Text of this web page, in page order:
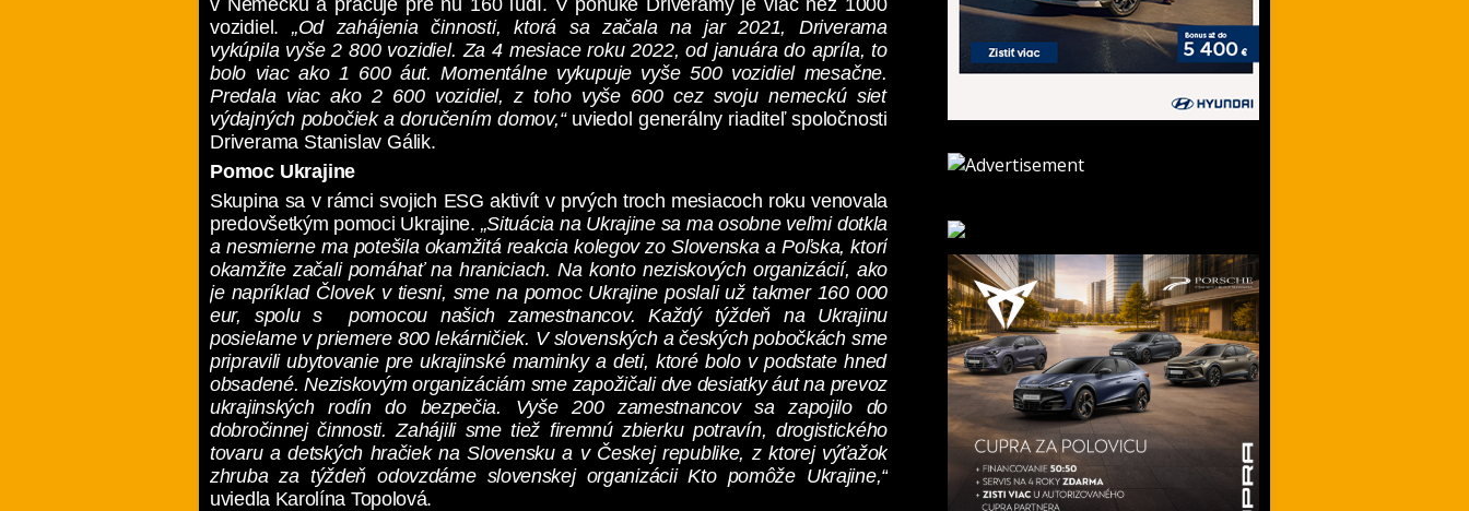
v Nemecku a pracuje pre ňu 160 ľudí. V ponuke Driveramy je viac než 1000
vozidiel. „Od zahájenia činnosti, ktorá sa začala na jar 2021, Driverama
vykúpila vyše 2 800 vozidiel. Za 4 mesiace roku 2022, od januára do apríla, to
bolo viac ako 1 600 áut. Momentálne vykupuje vyše 500 vozidiel mesačne.
Predala viac ako 2 600 vozidiel, z toho vyše 600 cez svoju nemeckú sieť
výdajných pobočiek a doručením domov,“uviedol generálny riaditeľ spoločnosti
Driverama Stanislav Gálik.
Pomoc Ukrajine
Skupina sa v rámci svojich ESG aktivít v prvých troch mesiacoch roku venovala
predovšetkým pomoci Ukrajine. „Situácia na Ukrajine sa ma osobne veľmi dotkla
a nesmierne ma potešila okamžitá reakcia kolegov zo Slovenska a Poľska, ktorí
okamžite začali pomáhať na hraniciach. Na konto neziskových organizácií, ako
je napríklad Človek v tiesni, sme na pomoc Ukrajine poslali už takmer 160 000
eur, spolu s pomocou našich zamestnancov. Každý týždeň na Ukrajinu
posielame v priemere 800 lekárničiek. V slovenských a českých pobočkách sme
pripravili ubytovanie pre ukrajinské maminky a deti, ktoré bolo v podstate hneď
obsadené. Neziskovým organizáciám sme zapožičali dve desiatky áut na prevoz
ukrajinských rodín do bezpečia. Vyše 200 zamestnancov sa zapojilo do
dobročinnej činnosti. Zahájili sme tiež firemnú zbierku potravín, drogistického
tovaru a detských hračiek na Slovensku a v Českej republike, z ktorej výťažok
zhruba za týždeň odovzdáme slovenskej organizácii Kto pomôže Ukrajine,“
uviedla Karolína Topolová.